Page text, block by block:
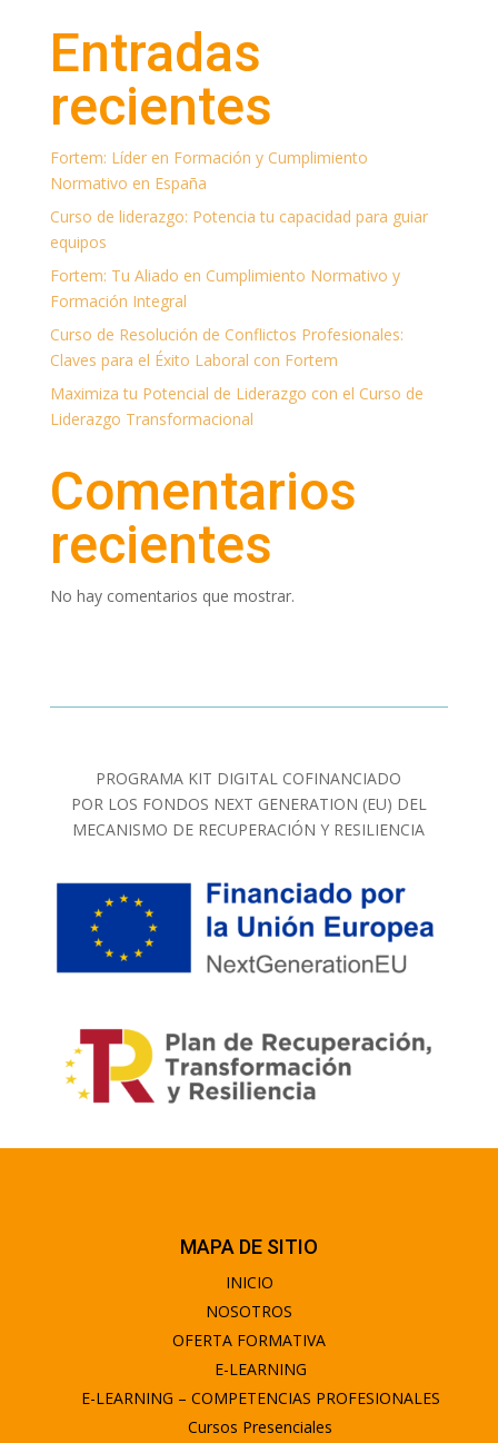
Entradas
recientes
Fortem: Líder en Formación y Cumplimiento
Normativo en España
Curso de liderazgo: Potencia tu capacidad para guiar
equipos
Fortem: Tu Aliado en Cumplimiento Normativo y
Formación Integral
Curso de Resolución de Conflictos Profesionales:
Claves para el Éxito Laboral con Fortem
Maximiza tu Potencial de Liderazgo con el Curso de
Liderazgo Transformacional
Comentarios
recientes
No hay comentarios que mostrar.
PROGRAMA KIT DIGITAL COFINANCIADO
POR LOS FONDOS NEXT GENERATION (EU) DEL
MECANISMO DE RECUPERACIÓN Y RESILIENCIA
MAPA DE SITIO
INICIO
NOSOTROS
OFERTA FORMATIVA
E-LEARNING
E-LEARNING – COMPETENCIAS PROFESIONALES
Cursos Presenciales